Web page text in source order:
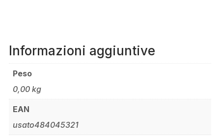
Informazioni aggiuntive
Peso
0,00 kg
EAN
usato484045321